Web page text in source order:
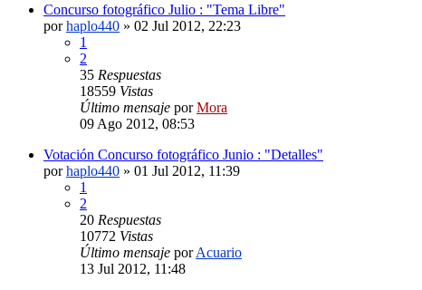
Concurso fotográfico Julio : "Tema Libre"
porhaplo440 » 02 Jul 2012, 22:23
1
2
35 Respuestas
18559 Vistas
Último mensaje porMora
09 Ago 2012, 08:53
Votación Concurso fotográfico Junio : "Detalles"
porhaplo440 » 01 Jul 2012, 11:39
1
2
20 Respuestas
10772 Vistas
Último mensaje porAcuario
13 Jul 2012, 11:48